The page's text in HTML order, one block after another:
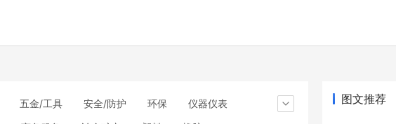
五金/工具 安全/防护 环保
仪器仪表
图文推荐